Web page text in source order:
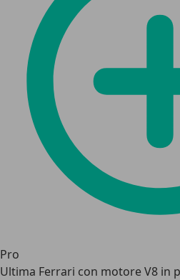
Pro
Ultima Ferrari con motore V8 in